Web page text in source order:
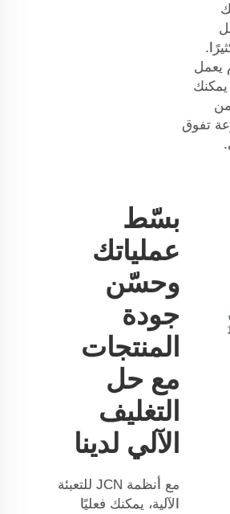
يعمل
من
تفوق
بسّط
عملياتك
وحسّن
جودة
المنتجات
مع حل
التغليف
الآلي لدينا
مع أنظمة JCN للتعبئة
الآلية، يمكنك فعليًا